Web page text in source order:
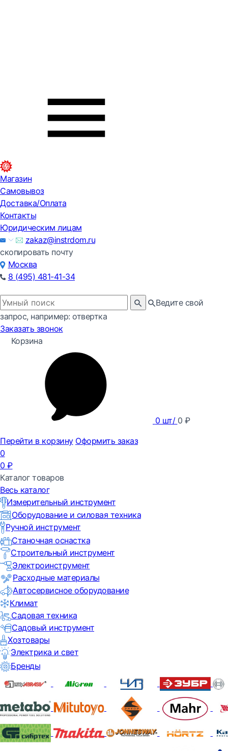
Магазин
Самовывоз
Доставка/Оплата
Контакты
Юридическим лицам
zakaz@instrdom.ru
скопировать почту
Москва
8 (495) 481-41-34
Ведите свой
запрос, например: отвертка
Заказать звонок
Корзина
0 шт/ 0 ₽
Перейти в корзину Оформить заказ
0
0 ₽
Каталог товаров
Весь каталог
Измерительный инструмент
Оборудование и силовая техника
Ручной инструмент
Станочная оснастка
Строительный инструмент
Электроинструмент
Расходные материалы
Автосервисное оборудование
Климат
Садовая техника
Садовый инструмент
Хозтовары
Электрика и свет
Бренды